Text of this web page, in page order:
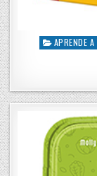
P
e
n
APRENDE